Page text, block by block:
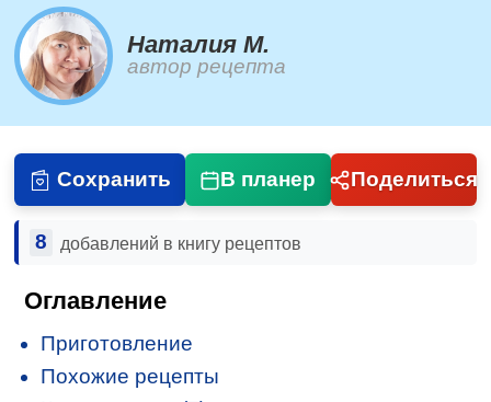
Наталия М.
автор рецепта
Сохранить В планер Поделиться
8 добавлений в книгу рецептов
Оглавление
Приготовление
Похожие рецепты